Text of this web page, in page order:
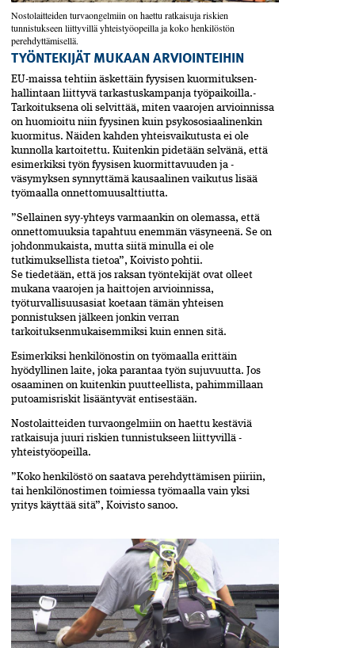
Nostolaitteiden turvaongelmiin on haettu ratkaisuja riskien
tunnistukseen liittyvillä yhteistyöopeilla ja koko henkilöstön
perehdyttämisellä.
TYÖNTEKIJÄT MUKAAN ARVIOINTEIHIN
EU-maissa tehtiin äskettäin fyysisen kuormituksen­
hallintaan liittyvä tarkastuskampanja työpaikoilla.­
Tarkoituksena oli selvittää, miten vaarojen arvioin­nissa
on huomioitu niin fyysinen kuin psyko­sosiaali­nenkin
kuormitus. Näiden kahden yhteisvaikutusta ei ole
kunnolla kartoitettu. Kuitenkin pidetään selvänä, että
esimerkiksi työn fyysisen kuormittavuuden ja ­
väsymyksen synnyttämä kausaalinen vaikutus lisää
työmaalla onnettomuusalttiutta.
”Sellainen syy-yhteys varmaankin on olemassa, että
onnettomuuksia tapahtuu enemmän väsyneenä. Se on
johdonmukaista, mutta siitä minulla ei ole
tutkimuksellista tietoa”, Koivisto pohtii.
Se tiedetään, että jos raksan työntekijät ovat olleet
mukana vaarojen ja haittojen arvioinnissa,
työturvallisuusasiat koetaan tämän yhteisen
ponnistuksen jälkeen jonkin verran
tarkoituksenmukaisemmiksi kuin ennen sitä.
Esimerkiksi henkilönostin on työmaalla erittäin
hyödyllinen laite, joka parantaa työn sujuvuutta. Jos
osaaminen on kuitenkin puutteellista, pahimmillaan
putoamisriskit lisääntyvät entisestään.
Nostolaitteiden turvaongelmiin on haettu kestäviä
ratkaisuja juuri riskien tunnistukseen liittyvillä ­
yhteistyöopeilla.
”Koko henkilöstö on saatava perehdyttämisen piiriin,
tai henkilönostimen toimiessa työmaalla vain ­yksi
yritys käyttää sitä”, Koivisto sanoo.